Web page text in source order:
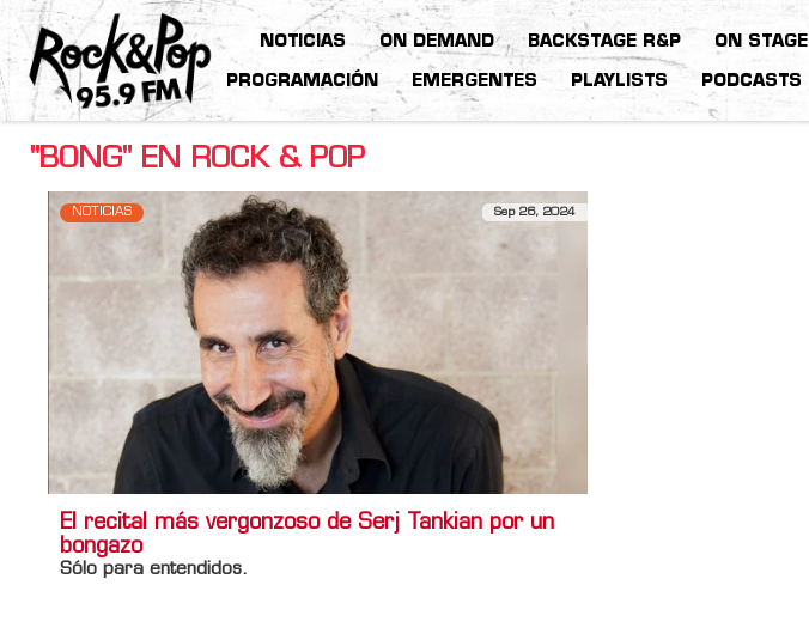
NOTICIAS ON DEMAND BACKSTAGE R&P ON STAGE
PROGRAMACIÓN EMERGENTES PLAYLISTS PODCASTS
"BONG" EN ROCK & POP
NOTICIAS Sep 26, 2024
El recital más vergonzoso de Serj Tankian por un
bongazo
Sólo para entendidos.